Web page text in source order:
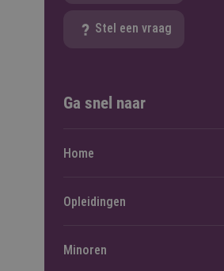
Stel een vraag
Ga snel naar
Home
Opleidingen
Minoren